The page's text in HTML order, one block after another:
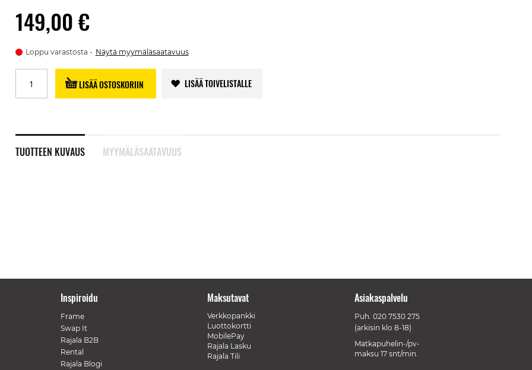
149,00 €
Loppu varastosta Näytä myymäläsaatavuus
LISÄÄ OSTOSKORIIN LISÄÄ TOIVELISTALLE
TUOTTEEN KUVAUS MYYMÄLÄSAATAVUUS
Inspiroidu
Frame
Swap It
Rajala B2B
Rental
Rajala Blogi
Maksutavat
Verkkopankki
Luottokortti
MobilePay
Rajala Lasku
Rajala Tili
Asiakaspalvelu
Puh. 020 7530 275
(arkisin klo 8-18)
Matkapuhelin-/pv-
maksu 17 snt/min.